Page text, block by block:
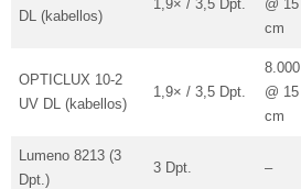
DL (kabellos)
1,9× / 3,5 Dpt.
@ 15
cm
OPTICLUX 10-2
UV DL (kabellos)
1,9× / 3,5 Dpt.
8.000
@ 15
cm
Lumeno 8213 (3
Dpt.)
3 Dpt. –